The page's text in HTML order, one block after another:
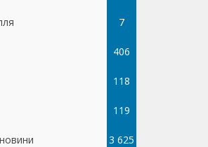
7
406
118
119
3 625